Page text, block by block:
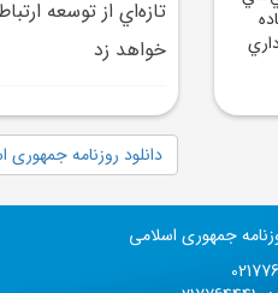
شب آماده
تازه‌اي از توسعه
خواهد زد
دانلود روزنامه جمهوری اسلامی سه
جمهوری اسلامی